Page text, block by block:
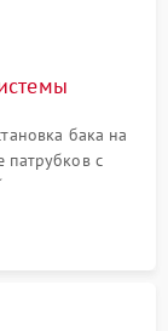
бака на
с
стыков
протечек воды.